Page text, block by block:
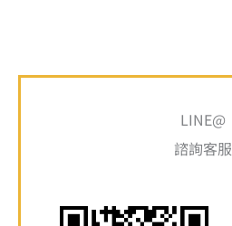
LINE@
諮詢客服